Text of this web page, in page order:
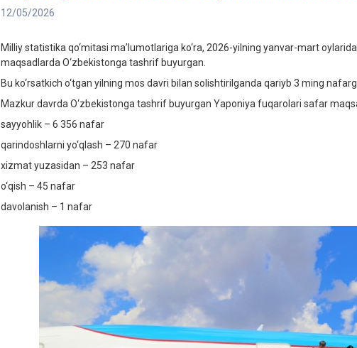
12/05/2026
Milliy statistika qo‘mitasi ma’lumotlariga ko‘ra, 2026-yilning yanvar-mart
maqsadlarda O‘zbekistonga tashrif buyurgan.
Bu ko‘rsatkich o‘tgan yilning mos davri bilan solishtirilganda qariyb 3 ming
Mazkur davrda O‘zbekistonga tashrif buyurgan Yaponiya fuqarolari safar
sayyohlik – 6 356 nafar
qarindoshlarni yo‘qlash – 270 nafar
xizmat yuzasidan – 253 nafar
o‘qish – 45 nafar
davolanish – 1 nafar